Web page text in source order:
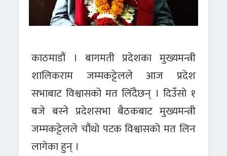
काठमाडौं । बागमती प्रदेशका मुख्यमन्त्री
शालिकराम जम्मकट्टेलले आज प्रदेश
सभाबाट विश्वासको मत लिँदैछन् । दिउँसो १
बजे बस्ने प्रदेशसभा बैठकबाट मुख्यमन्त्री
जम्मकट्टेलले चौंथो पटक विश्वासको मत लिन
लागेका हुन् ।